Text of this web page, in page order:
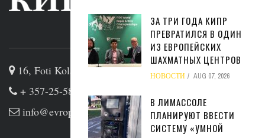
ЗА ТРИ ГОДА КИПР
ПРЕВРАТИЛСЯ В ОДИН
ИЗ ЕВРОПЕЙСКИХ
ШАХМАТНЫХ ЦЕНТРОВ
НОВОСТИ AUG 07, 2026
В ЛИМАССОЛЕ
ПЛАНИРУЮТ ВВЕСТИ
СИСТЕМУ «УМНОЙ
ABOUT US
16, Foti Kolakidi str, 3031, Limassol, Cyprus
+ 357-25-581133
info@evropakipr.com